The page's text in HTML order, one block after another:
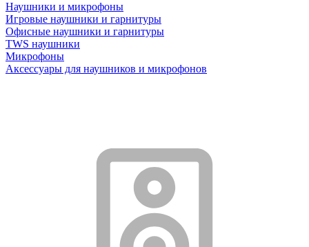
Наушники и микрофоны
Игровые наушники и гарнитуры
Офисные наушники и гарнитуры
TWS наушники
Микрофоны
Аксессуары для наушников и микрофонов